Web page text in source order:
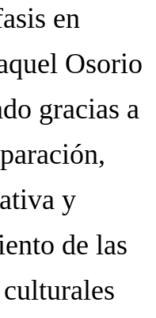
en
Osorio
gracias a
y
de las